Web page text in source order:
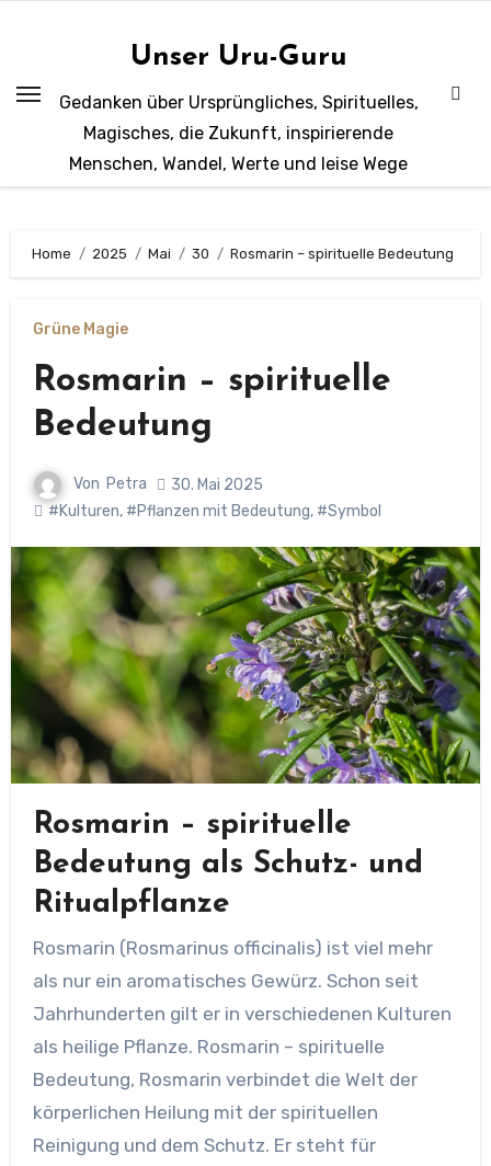
Unser Uru-Guru
Gedanken über Ursprüngliches, Spirituelles,
Magisches, die Zukunft, inspirierende
Menschen, Wandel, Werte und leise Wege
Home 2025 Mai 30 Rosmarin – spirituelle Bedeutung
Grüne Magie
Rosmarin – spirituelle
Bedeutung
Von Petra
30. Mai 2025
#Kulturen, #Pflanzen mit Bedeutung, #Symbol
Rosmarin – spirituelle
Bedeutung als Schutz- und
Ritualpflanze
Rosmarin (Rosmarinus officinalis) ist viel mehr
als nur ein aromatisches Gewürz. Schon seit
Jahrhunderten gilt er in verschiedenen Kulturen
als heilige Pflanze. Rosmarin – spirituelle
Bedeutung, Rosmarin verbindet die Welt der
körperlichen Heilung mit der spirituellen
Reinigung und dem Schutz. Er steht für